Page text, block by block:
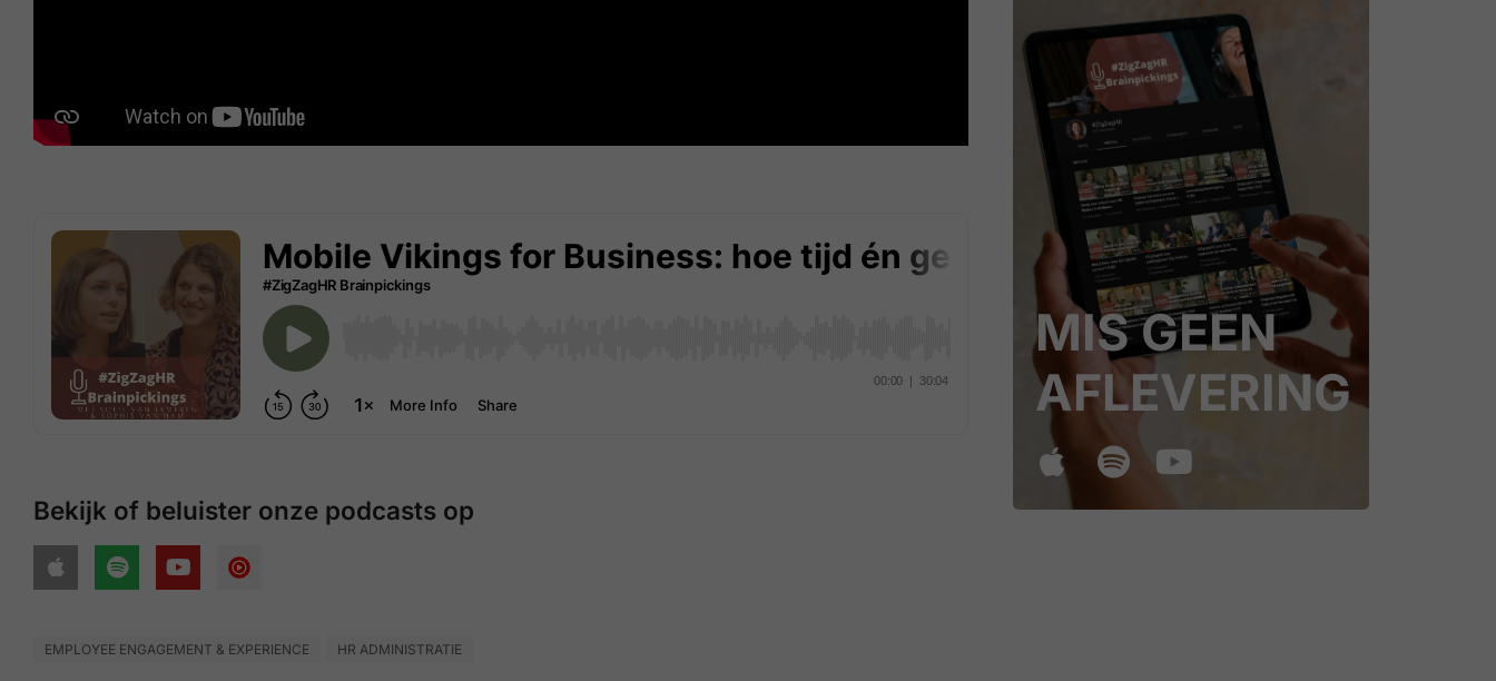
Bekijk of beluister onze podcasts op
EMPLOYEE ENGAGEMENT & EXPERIENCE HR ADMINISTRATIE
MIS GEEN
AFLEVERING